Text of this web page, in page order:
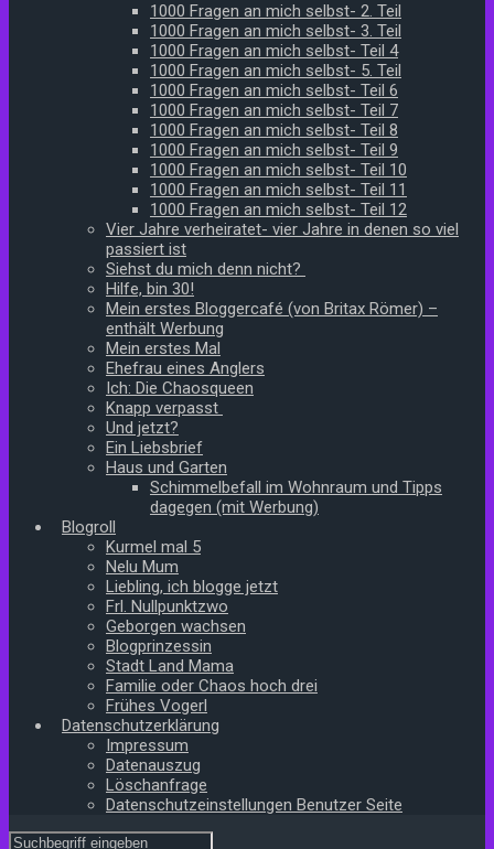
1000 Fragen an mich selbst- 2. Teil
1000 Fragen an mich selbst- 3. Teil
1000 Fragen an mich selbst- Teil 4
1000 Fragen an mich selbst- 5. Teil
1000 Fragen an mich selbst- Teil 6
1000 Fragen an mich selbst- Teil 7
1000 Fragen an mich selbst- Teil 8
1000 Fragen an mich selbst- Teil 9
1000 Fragen an mich selbst- Teil 10
1000 Fragen an mich selbst- Teil 11
1000 Fragen an mich selbst- Teil 12
Vier Jahre verheiratet- vier Jahre in denen so viel
passiert ist
Siehst du mich denn nicht?
Hilfe, bin 30!
Mein erstes Bloggercafé (von Britax Römer) –
enthält Werbung
Mein erstes Mal
Ehefrau eines Anglers
Ich: Die Chaosqueen
Knapp verpasst
Und jetzt?
Ein Liebsbrief
Haus und Garten
Schimmelbefall im Wohnraum und Tipps
dagegen (mit Werbung)
Blogroll
Kurmel mal 5
Nelu Mum
Liebling, ich blogge jetzt
Frl. Nullpunktzwo
Geborgen wachsen
Blogprinzessin
Stadt Land Mama
Familie oder Chaos hoch drei
Frühes Vogerl
Datenschutzerklärung
Impressum
Datenauszug
Löschanfrage
Datenschutzeinstellungen Benutzer Seite